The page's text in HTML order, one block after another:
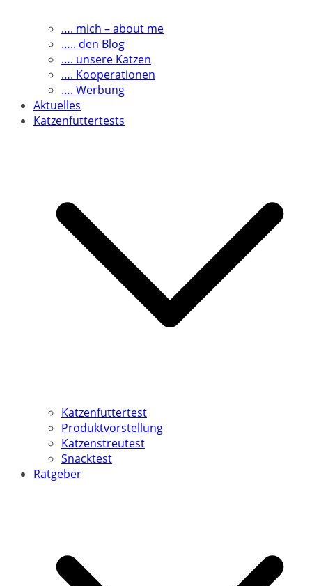
…. mich – about me
….. den Blog
…. unsere Katzen
…. Kooperationen
…. Werbung
Aktuelles
Katzenfuttertests
Katzenfuttertest
Produktvorstellung
Katzenstreutest
Snacktest
Ratgeber